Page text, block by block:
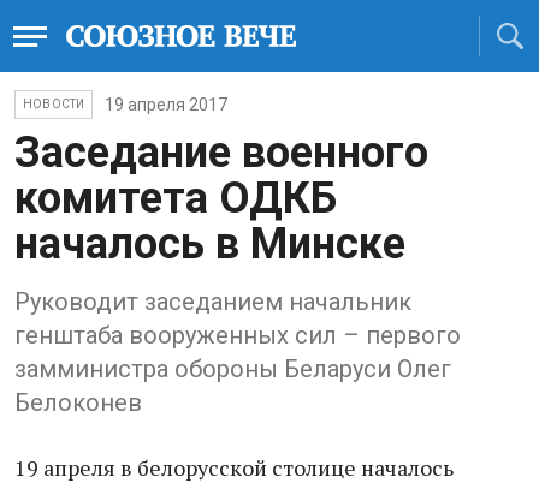
НОВОСТИ 19 апреля 2017
Заседание военного
комитета ОДКБ
началось в Минске
Руководит заседанием начальник
генштаба вооруженных сил – первого
замминистра обороны Беларуси Олег
Белоконев
19 апреля в белорусской столице началось